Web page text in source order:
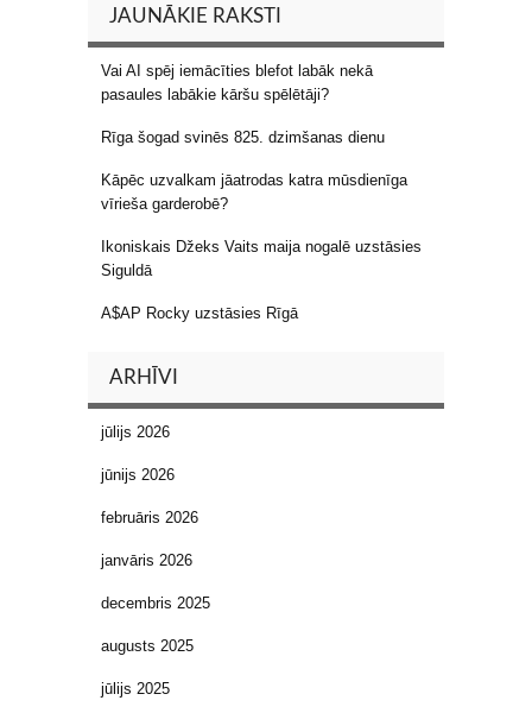
JAUNĀKIE RAKSTI
Vai AI spēj iemācīties blefot labāk nekā
pasaules labākie kāršu spēlētāji?
Rīga šogad svinēs 825. dzimšanas dienu
Kāpēc uzvalkam jāatrodas katra mūsdienīga
vīrieša garderobē?
Ikoniskais Džeks Vaits maija nogalē uzstāsies
Siguldā
A$AP Rocky uzstāsies Rīgā
ARHĪVI
jūlijs 2026
jūnijs 2026
februāris 2026
janvāris 2026
decembris 2025
augusts 2025
jūlijs 2025